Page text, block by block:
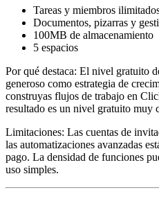
Tareas y miembros
Documentos, pizarras y
100MB de almacenamiento
5 espacios
Por qué destaca: El nivel gratuito
generoso como estrategia de
construyas flujos de trabajo en
resultado es un nivel gratuito muy
Limitaciones: Las cuentas de
las automatizaciones avanzadas
pago. La densidad de funciones
uso simples.